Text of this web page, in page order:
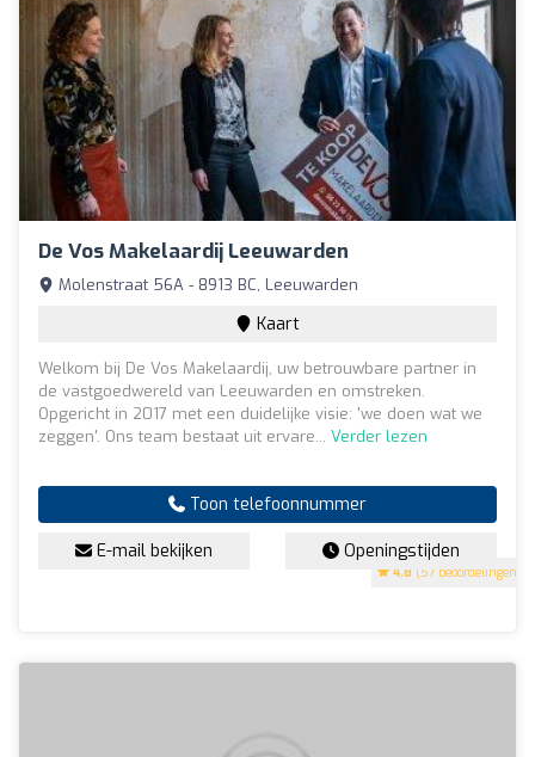
De Vos Makelaardij Leeuwarden
4.8 (57 beoordelingen)
Molenstraat 56A - 8913 BC, Leeuwarden
Kaart
Welkom bij De Vos Makelaardij, uw betrouwbare partner in
de vastgoedwereld van Leeuwarden en omstreken.
Opgericht in 2017 met een duidelijke visie: 'we doen wat we
zeggen'. Ons team bestaat uit ervare... Verder lezen
Toon telefoonnummer
E-mail bekijken Openingstijden